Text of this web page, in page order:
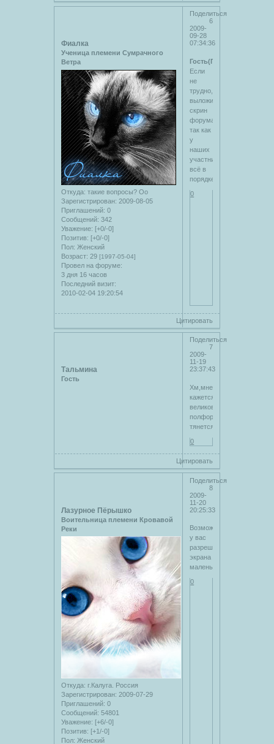
Поделиться
6
2009-
09-28
07:34:36
Фиалка
Ученица племени Сумрачного
Ветра
Откуда: такие вопросы? Оо
Зарегистрирован: 2009-08-05
Приглашений: 0
Сообщений: 342
Уважение: [+0/-0]
Позитив: [+0/-0]
Пол: Женский
Возраст: 29[1997-05-04]
Провел на форуме:
3 дня 16 часов
Последний визит:
2010-02-04 19:20:54
Гость(Полётолапка)
Если
не
трудно,
выложите
скрин
форума,
так как
у
наших
участников
всё в
порядке
0
Цитировать
Поделиться
7
2009-
11-19
23:37:43
Тальмина
Гость
Хм,мне
кажется,таблица
великовата.На
полфорума
тянется.
0
Цитировать
Поделиться
8
2009-
11-20
20:25:33
Лазурное Пёрышко
Воительница племени Кровавой
Реки
Откуда: г.Калуга. Россия
Зарегистрирован: 2009-07-29
Приглашений: 0
Сообщений: 54801
Уважение: [+6/-0]
Позитив: [+1/-0]
Пол: Женский
Возможно
у вас
разрешение
экрана
маленькое...
0